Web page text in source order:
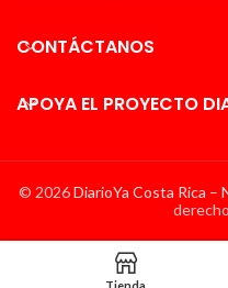
CONTÁCTANOS
APOYA EL PROYECTO
© 2026DiarioYa Costa Rica –